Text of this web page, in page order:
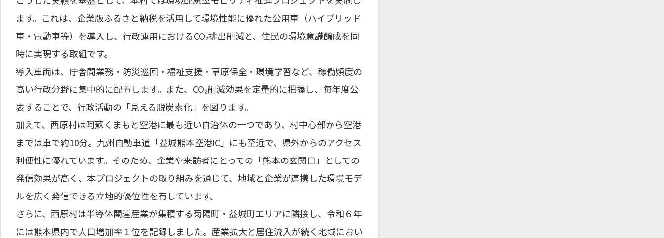
ます。これは、企業版ふるさと納税を活用して環境性能に優れた公用車（ハイブリッド
車・電動車等）を導入し、行政運用におけるCO₂排出削減と、住民の環境意識醸成を同
時に実現する取組です。
導入車両は、庁舎間業務・防災巡回・福祉支援・草原保全・環境学習など、稼働頻度の
高い行政分野に集中的に配置します。また、CO₂削減効果を定量的に把握し、毎年度公
表することで、行政活動の「見える脱炭素化」を図ります。
加えて、西原村は阿蘇くまもと空港に最も近い自治体の一つであり、村中心部から空港
までは車で約10分。九州自動車道「益城熊本空港IC」にも至近で、県外からのアクセス
利便性に優れています。そのため、企業や来訪者にとっての「熊本の玄関口」としての
発信効果が高く、本プロジェクトの取り組みを通じて、地域と企業が連携した環境モデ
ルを広く発信できる立地的優位性を有しています。
さらに、西原村は半導体関連産業が集積する菊陽町・益城町エリアに隣接し、令和６年
には熊本県内で人口増加率１位を記録しました。産業拡大と居住流入が続く地域におい